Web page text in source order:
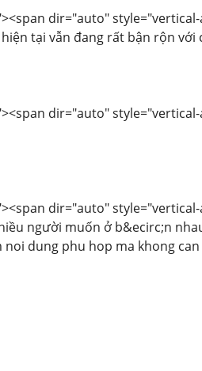
dir="auto"
tại vẫn đang rất bận rộn với
dir="auto"
dir="auto"
người muốn ở b&ecirc;n
dung phu hop ma khong